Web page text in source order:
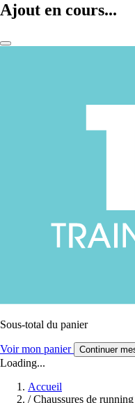
Ajout en cours...
Sous-total du panier
Voir mon panier Continuer
Loading...
Accueil
/ Chaussures de